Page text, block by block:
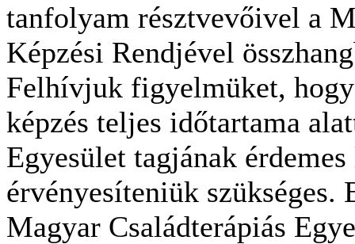
tanfolyam résztvevőivel a
Képzési Rendjével
Felhívjuk figyelmüket, hogy
képzés teljes időtartama
Egyesület tagjának
érvényesíteniük
Magyar Családterápiás